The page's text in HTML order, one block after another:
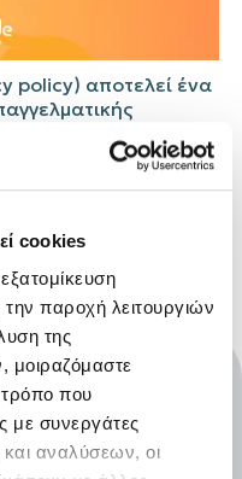
cookies
παροχή λειτουργιών
της
μοιραζόμαστε
που
με συνεργάτες
αναλύσεων, οι
policy) αποτελεί ένα